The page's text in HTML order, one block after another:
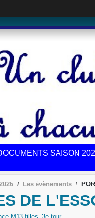
SAISON
Les évènements
DE
M13 filles, 3e tour